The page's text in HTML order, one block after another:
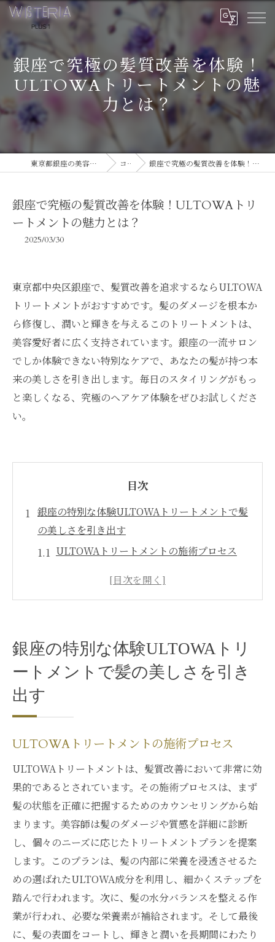
銀座で究極の髪質改善を体験！
ULTOWAトリートメントの魅
力とは？
東京都銀座の美容室ならWISTERIA PLUS 1 コラム 銀座で究極の髪質改善を体験！ULTOWAトリートメントの魅力とは？
銀座で究極の髪質改善を体験！ULTOWAトリ
ートメントの魅力とは？
2025/03/30
東京都中央区銀座で、髪質改善を追求するならULTOWA
トリートメントがおすすめです。髪のダメージを根本か
ら修復し、潤いと輝きを与えるこのトリートメントは、
美容愛好者に広く支持されています。銀座の一流サロン
でしか体験できない特別なケアで、あなたの髪が持つ本
来の美しさを引き出します。毎日のスタイリングがもっ
と楽しくなる、究極のヘアケア体験をぜひお試しくださ
い。
目次
銀座の特別な体験ULTOWAトリートメントで髪
の美しさを引き出す
ULTOWAトリートメントの施術プロセス
理由
銀座での特別なULTOWAトリートメントの
髪質改善の新常識ULTOWAトリートメントで得
られる効果とは
ULTOWAトリートメントによる持続性のあ
る艶
髪のハリとコシを取り戻すULTOWAの効果
ULTOWAトリートメントが実現するしなや
かな髪
髪の健康を守るULTOWAの保護効果
ULTOWAトリートメントで得る毛先の潤い
髪質改善を実感するULTOWAの即効性
銀座の特別な体験ULTOWAトリ
ートメントで髪の美しさを引き
出す
ULTOWAトリートメントの施術プロセス
ULTOWAトリートメントは、髪質改善において非常に効
果的であるとされています。その施術プロセスは、まず
髪の状態を正確に把握するためのカウンセリングから始
まります。美容師は髪のダメージや質感を詳細に診断
し、個々のニーズに応じたトリートメントプランを提案
します。このプランは、髪の内部に栄養を浸透させるた
めの選ばれたULTOWA成分を利用し、細かくステップを
踏んで行われます。次に、髪の水分バランスを整える作
業が行われ、必要な栄養素が補給されます。そして最後
に、髪の表面をコートし、輝きと潤いを長期間にわたり